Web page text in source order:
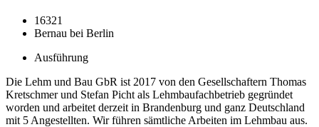
16321
Bernau bei Berlin
Ausführung
Die Lehm und Bau GbR ist 2017 von den Gesellschaftern Thomas
Kretschmer und Stefan Picht als Lehmbaufachbetrieb gegründet
worden und arbeitet derzeit in Brandenburg und ganz Deutschland
mit 5 Angestellten. Wir führen sämtliche Arbeiten im Lehmbau aus.